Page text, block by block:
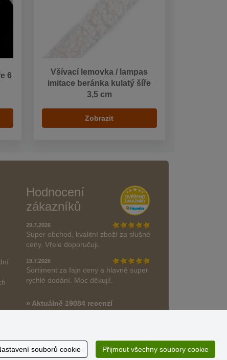
6
Všívací lemovka / lampas
imitace beránka kulatý šíře
3,5 cm
Zobrazit
Hodnocení
zákazníků
29.7.2026
Super obchod, kvalitní zboží za slušné
ceny. Vřele doporučuji.
19.7.2026
Sortiment za fajn ceny a hlavně super
rychlé dodání. Moc děkuji!.
» Aktuálně 19084 recenzí
souborů cookie Přijmout všechny soubory cookie